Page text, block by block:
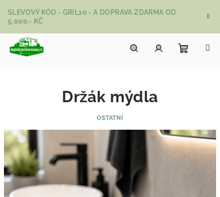
SLEVOVÝ KÓD - GRIL10 - A DOPRAVA ZDARMA OD
5.000,- KČ
Držák mýdla
OSTATNÍ